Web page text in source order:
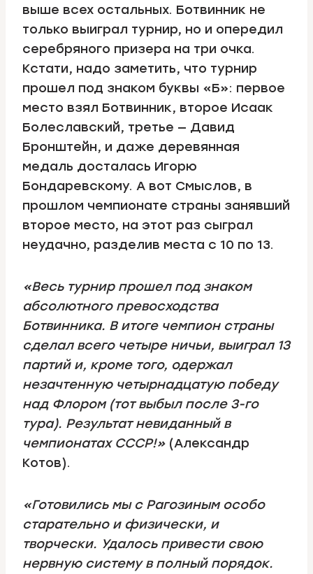
выше всех остальных. Ботвинник не
только выиграл турнир, но и опередил
серебряного призера на три очка.
Кстати, надо заметить, что турнир
прошел под знаком буквы «Б»: первое
место взял Ботвинник, второе Исаак
Болеславский, третье — Давид
Бронштейн, и даже деревянная
медаль досталась Игорю
Бондаревскому. А вот Смыслов, в
прошлом чемпионате страны занявший
второе место, на этот раз сыграл
неудачно, разделив места с 10 по 13.
«Весь турнир прошел под знаком
абсолютного превосходства
Ботвинника. В итоге чемпион страны
сделал всего четыре ничьи, выиграл 13
партий и, кроме того, одержал
незачтенную четырнадцатую победу
над Флором (тот выбыл после 3-го
тура). Результат невиданный в
чемпионатах СССР!» (Александр
Котов).
«Готовились мы с Рагозиным особо
старательно и физически, и
творчески. Удалось привести свою
нервную систему в полный порядок.